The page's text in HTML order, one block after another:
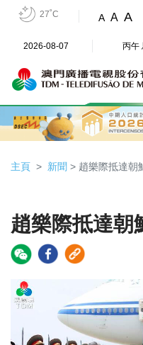
27˚C A A A
2026-08-07 丙午
主頁 新聞 > 趙樂際抵達朝
趙樂際抵達朝